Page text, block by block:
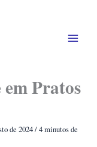
Pratos
de 2024/4 minutos de